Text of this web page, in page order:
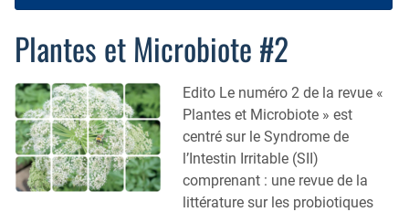
Plantes et Microbiote #2
Edito Le numéro 2 de la revue «
Plantes et Microbiote » est
centré sur le Syndrome de
l’Intestin Irritable (SII)
comprenant : une revue de la
littérature sur les probiotiques